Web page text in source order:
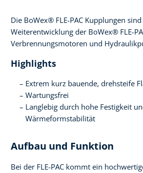
Die BoWex® FLE-PAC Kupplungen
Weiterentwicklung der BoWex® FLE-
Verbrennungsmotoren und
Highlights
Extrem kurz bauende, drehsteife
Wartungsfrei
Langlebig durch hohe Festigkeit
Wärmeformstabilität
Aufbau und Funktion
Bei der FLE-PAC kommt ein